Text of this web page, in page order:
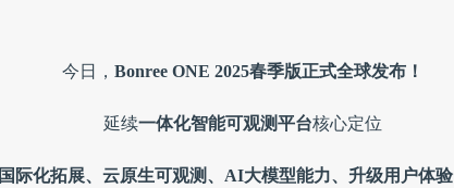
今日， Bonree ONE 2025春季版正式全球发布！
延续一体化智能可观测平台核心定位
国际化拓展、云原生可观测、AI大模型能力、升级用户体验